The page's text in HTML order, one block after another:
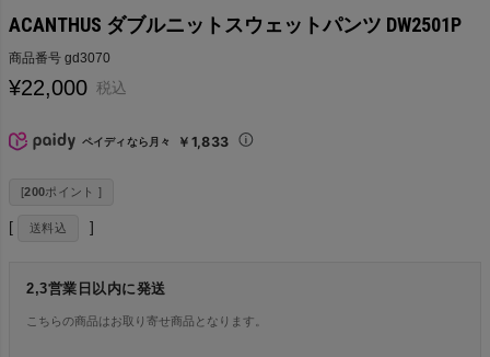
ACANTHUS ダブルニットスウェットパンツ DW2501P
商品番号 gd3070
¥22,000 税込
ペイディなら月々 ￥1,833
[200ポイント ]
送料込
2,3営業日以内に発送
こちらの商品はお取り寄せ商品となります。